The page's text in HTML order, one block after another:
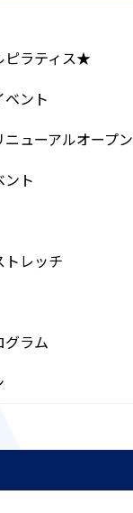
ラティス★
ベント
ニューアルオープン
ント
トレッチ
グラム